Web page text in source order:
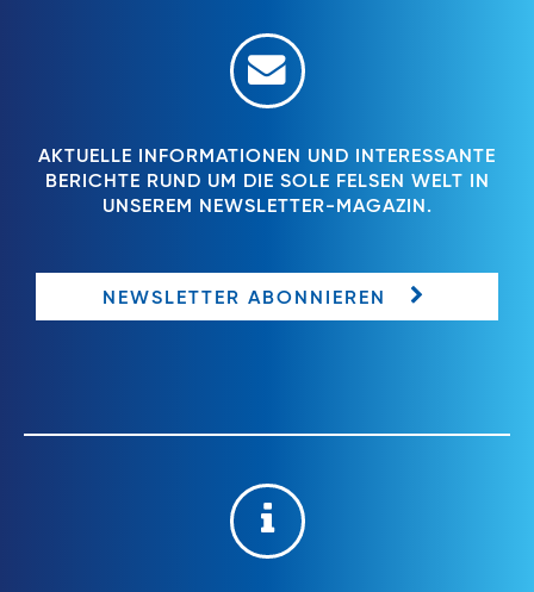
AKTUELLE INFORMATIONEN UND INTERESSANTE
BERICHTE RUND UM DIE SOLE FELSEN WELT IN
UNSEREM NEWSLETTER-MAGAZIN.
NEWSLETTER ABONNIEREN